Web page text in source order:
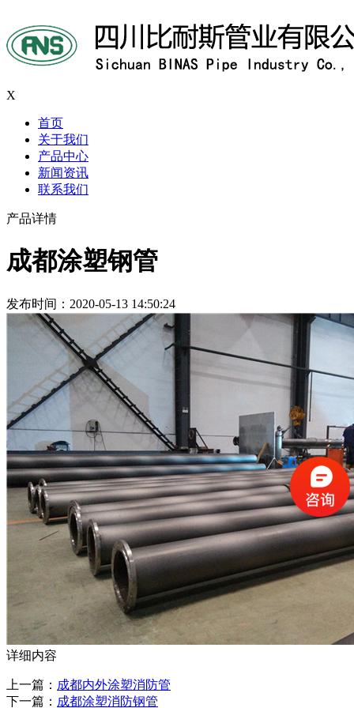
X
首页
关于我们
产品中心
新闻资讯
联系我们
产品详情
成都涂塑钢管
发布时间：2020-05-13 14:50:24
详细内容
上一篇： 成都内外涂塑消防管
下一篇： 成都涂塑消防钢管